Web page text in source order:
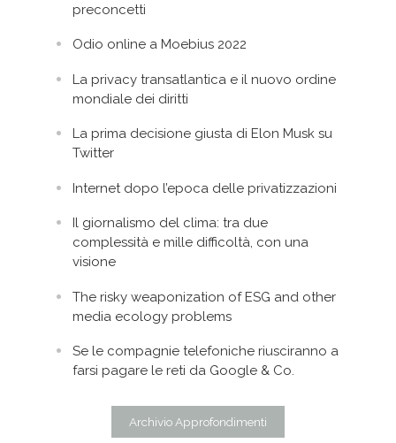
preconcetti
Odio online a Moebius 2022
La privacy transatlantica e il nuovo ordine
mondiale dei diritti
La prima decisione giusta di Elon Musk su
Twitter
Internet dopo l’epoca delle privatizzazioni
Il giornalismo del clima: tra due
complessità e mille difficoltà, con una
visione
The risky weaponization of ESG and other
media ecology problems
Se le compagnie telefoniche riusciranno a
farsi pagare le reti da Google & Co.
Archivio Approfondimenti